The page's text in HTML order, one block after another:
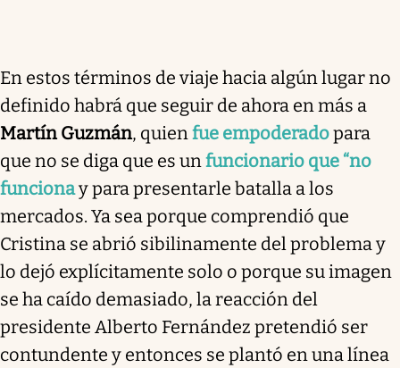
En estos términos de viaje hacia algún lugar no
definido habrá que seguir de ahora en más a
Martín Guzmán, quien fue empoderadopara
que no se diga que es un funcionario que “no
funcionay para presentarle batalla a los
mercados. Ya sea porque comprendió que
Cristina se abrió sibilinamente del problema y
lo dejó explícitamente solo o porque su imagen
se ha caído demasiado, la reacción del
presidente Alberto Fernández pretendió ser
contundente y entonces se plantó en una línea